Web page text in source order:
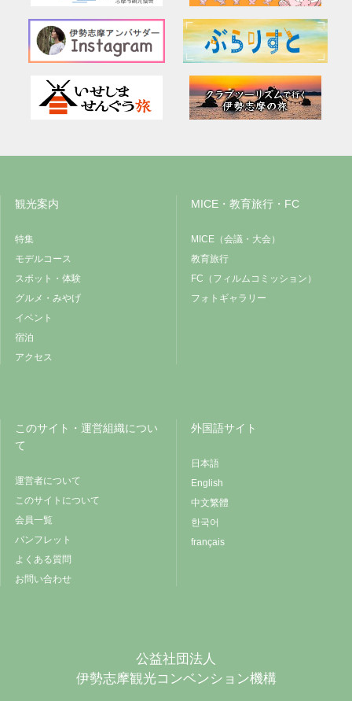
観光案内
特集
モデルコース
スポット・体験
グルメ・みやげ
イベント
宿泊
アクセス
MICE・教育旅行・FC
MICE（会議・大会）
教育旅行
FC（フィルムコミッション）
フォトギャラリー
このサイト・運営組織につい
て
運営者について
このサイトについて
会員一覧
パンフレット
よくある質問
お問い合わせ
外国語サイト
日本語
English
中文繁體
한국어
français
公益社団法人
伊勢志摩観光コンベンション機構